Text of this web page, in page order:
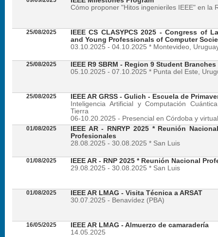
Cómo proponer "Hitos ingenieriles IEEE" en la
25/08/2025
IEEE CS CLASYPCS 2025 - Congress of
and Young Professionals of Computer
03.10.2025 - 04.10.2025 * Montevideo,
25/08/2025
IEEE R9 SBRM - Region 9 Student
05.10.2025 - 07.10.2025 * Punta del Este,
25/08/2025
IEEE AR GRSS - Gulich - Escuela de
Inteligencia Artificial y Computación
Tierra
06-10.20.2025 - Presencial en Córdoba y virtual
01/08/2025
IEEE AR - RNRYP 2025 * Reunión
Profesionales
28.08.2025 - 30.08.2025 * San Luis
01/08/2025
IEEE AR - RNP 2025 * Reunión Nacional
29.08.2025 - 30.08.2025 * San Luis
01/08/2025
IEEE AR LMAG - Visita Técnica a ARSAT
30.07.2025 - Benavídez (PBA)
16/05/2025
IEEE AR LMAG - Almuerzo de camaradería
14.05.2025